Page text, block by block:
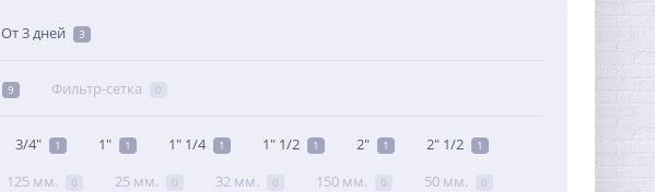
От 3 дней 3
9 Фильтр-сетка 0
3/4" 1 1" 1 1" 1/4 1 1" 1/2 1 2" 1 2" 1/2 1
125 мм. 0 25 мм. 0 32 мм. 0 150 мм. 0 50 мм. 0